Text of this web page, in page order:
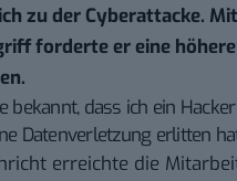
zu der Cyberattacke.
forderte er eine
bekannt, dass ich ein
Datenverletzung erlitten
erreichte die